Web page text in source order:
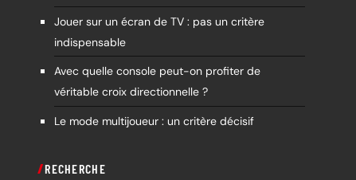
Jouer sur un écran de TV : pas un critère
indispensable
Avec quelle console peut-on profiter de
véritable croix directionnelle ?
Le mode multijoueur : un critère décisif
RECHERCHE